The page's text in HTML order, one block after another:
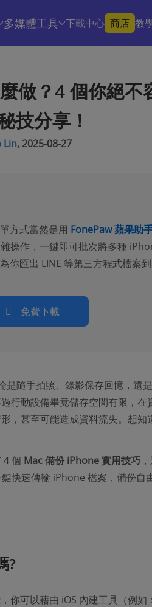
多媒體工具 下載中心 商店 教
做？4 個你絕不
技分享！
Lin, 2025-08-27
方式當然是用 FonePaw 蘋果助
操作，一鍵即可批次將多種
你匯出 LINE 等第三方程式檔案到
免費下載
隨手拍照、錄影保存回憶，還
行動設備畢竟儲存空間有限，在
，甚至可能造成資料流失。想知
4 個 Mac 備份 iPhone 實用技巧
鍵快速傳輸 iPhone 檔案，備份自
?
你可以藉由 iOS 內建工具（例如